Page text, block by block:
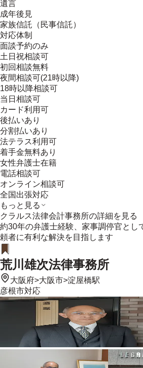
遺言
成年後見
家族信託（民事信託）
対応体制
面談予約のみ
土日祝相談可
初回相談無料
夜間相談可(21時以降)
18時以降相談可
当日相談可
カード利用可
後払いあり
分割払いあり
法テラス利用可
着手金無料あり
女性弁護士在籍
電話相談可
オンライン相談可
全国出張対応
もっと見る
クラルス法律会計事務所の詳細を見る
約30年の弁護士経験、家事調停官とし
頼者に有利な解決を目指します
荒川雄次法律事務所
大阪府>大阪市>淀屋橋駅
彦根市対応